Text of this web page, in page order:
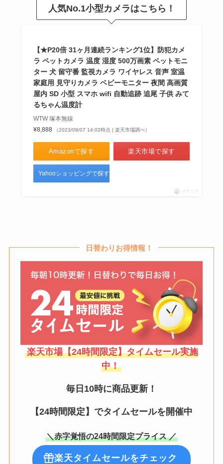
バネ棒外しはダイソーに売って
る？100均・ホームセンターも調
チューダーのレンジャーが買えな
い？入手困難＆在庫がないって本
当？どこで買えるか調査！
燃料用アルコールはどこで買え
る？ダイソーやウエルシアに売っ
てる？代用品はある？
オーデントクリアホワイトはどこ
人気No.1小型カメラはこちら！
【★P20倍 31ヶ月連続ランキング1位】防犯カメ
ラ ペットカメラ 温度 湿度 500万画素 ペットモニ
ター 犬 留守番 監視カメラ ワイヤレス 音声 室温
家庭用 見守りカメラ ベビーモニター 夜間 高画質
屋内 SD 小型 スマホ wifi 自動追跡 追尾 子供 みて
るちゃん温度計
WTW 塚本無線
¥8,888
（2023/08/07 14:02時点 | 楽天市場調べ）
Amazonで探す 楽天市場で探す
Yahooショッピングで探す
ポチップ
日替わりお得情報！
楽天市場【24時間限定】タイムセール実施
中！
毎日10時に商品更新！
【24時間限定】でタイムセールを開催中
＼赤字覚悟の24時間限定プライス ／
楽天タイムセールをチェック